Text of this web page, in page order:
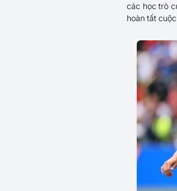
các học trò
hoàn tất